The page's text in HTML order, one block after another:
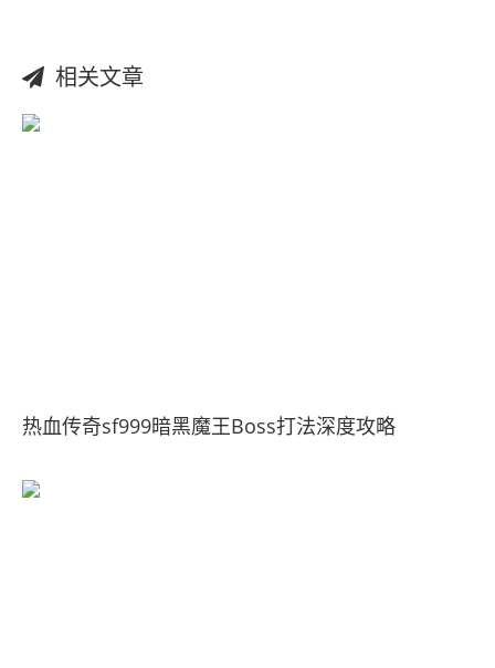
相关文章
热血传奇sf999暗黑魔王Boss打法深度攻略